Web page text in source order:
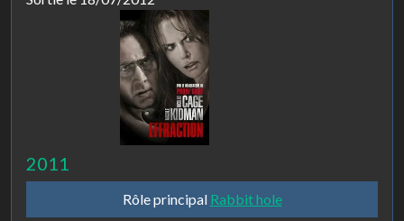
2011
Rôle principal Rabbit hole